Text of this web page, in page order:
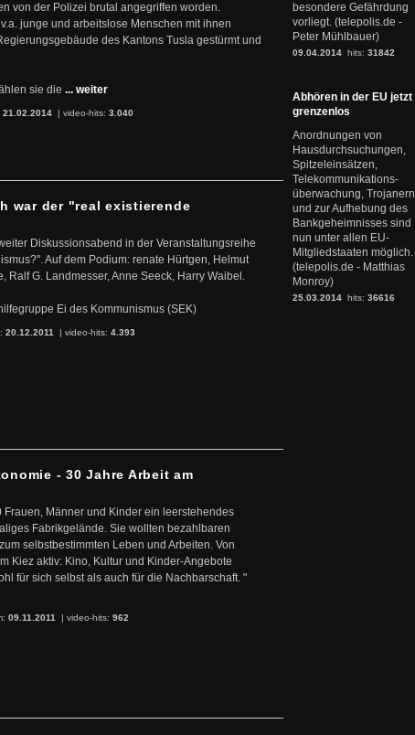
von der Polizei brutal angegriffen worden.
junge und arbeitslose Menschen mit ihnen
des Kantons Tusla gestürmt und
sie die ... weiter
21.02.2014 | video-hits: 3.040
war der "real existierende
Diskussionsabend in der Veranstaltungsreihe
Auf dem Podium: renate Hürtgen, Helmut
Ralf G. Landmesser, Anne Seeck, Harry Waibel.
Ei des Kommunismus (SEK)
20.12.2011 | video-hits: 4.393
- 30 Jahre Arbeit am
Frauen, Männer und Kinder ein leerstehendes
Fabrikgelände. Sie wollten bezahlbaren
selbstbestimmten Leben und Arbeiten. Von
Kiez aktiv: Kino, Kultur und Kinder-Angebote
für sich selbst als auch für die Nachbarschaft. "
09.11.2011 | video-hits: 962
besondere Gefährdung
vorliegt. (telepolis.de -
Peter Mühlbauer)
09.04.2014 hits: 31842
Abhören in der EU jetzt
grenzenlos
Anordnungen von
Hausdurchsuchungen,
Spitzeleinsätzen,
Telekommunikations-
überwachung, Trojanern
und zur Aufhebung des
Bankgeheimnisses sind
nun unter allen EU-
Mitgliedstaaten möglich.
(telepolis.de - Matthias
Monroy)
25.03.2014 hits: 36616